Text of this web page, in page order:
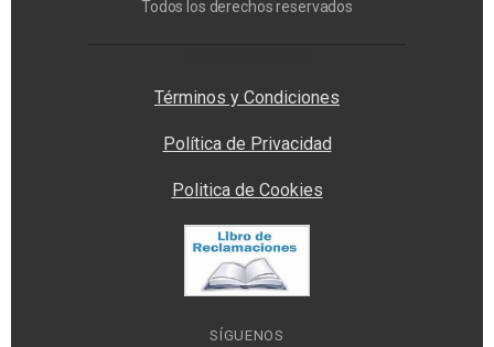
Todos los derechos reservados
Términos y Condiciones
Política de Privacidad
Politica de Cookies
SÍGUENOS